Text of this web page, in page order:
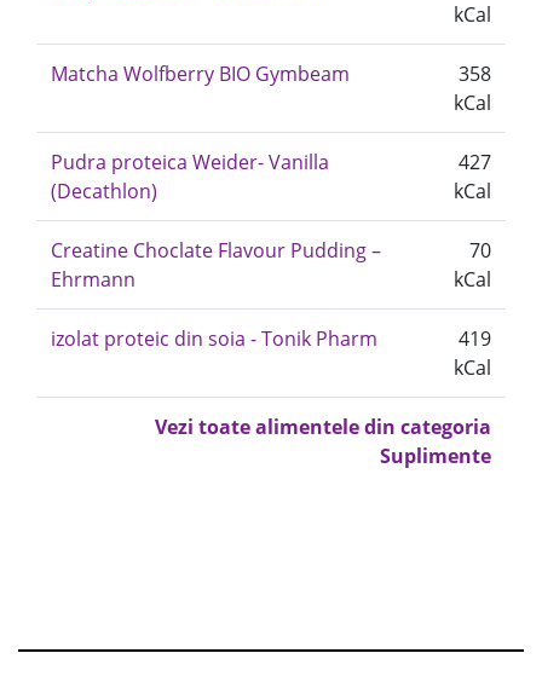
kCal
Matcha Wolfberry BIO Gymbeam
358
kCal
Pudra proteica Weider- Vanilla
(Decathlon)
427
kCal
Creatine Choclate Flavour Pudding –
Ehrmann
70
kCal
izolat proteic din soia - Tonik Pharm
419
kCal
Vezi toate alimentele din categoria
Suplimente